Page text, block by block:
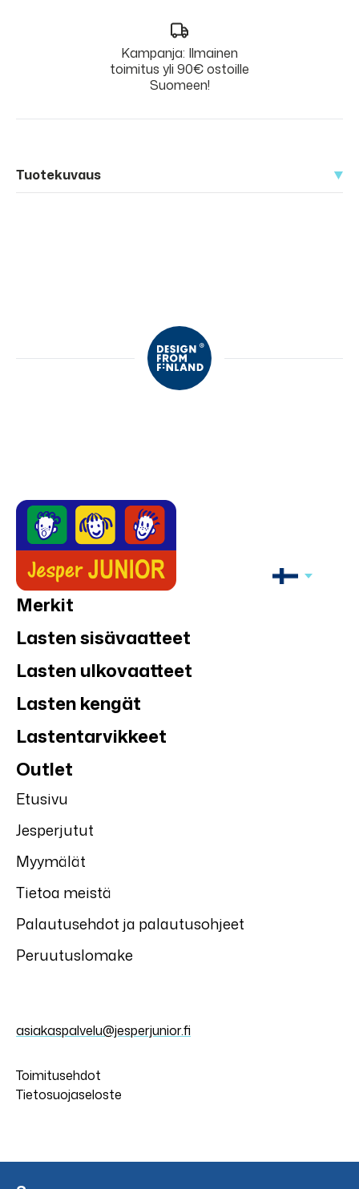
Kampanja: Ilmainen
toimitus yli 90€ ostoille
Suomeen!
Tuotekuvaus
Merkit
Lasten sisävaatteet
Lasten ulkovaatteet
Lasten kengät
Lastentarvikkeet
Outlet
Etusivu
Jesperjutut
Myymälät
Tietoa meistä
Palautusehdot ja palautusohjeet
Peruutuslomake
asiakaspalvelu@jesperjunior.fi
Toimitusehdot
Tietosuojaseloste